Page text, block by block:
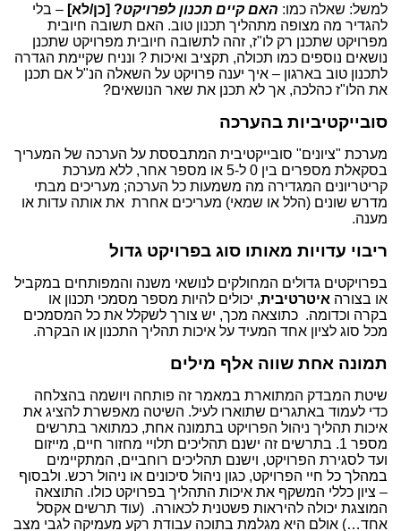
למשל: שאלה כמו: האם קיים תכנון לפרויקט? [כן/לא] – בלי
להגדיר מה מצופה מתהליך תכנון טוב. האם תשובה חיובית
מפרויקט שתכנן רק לו"ז, זהה לתשובה חיובית מפרויקט שתכנן
נושאים נוספים כמו תכולה, תקציב ואיכות ? ונניח שקיימת הגדרה
לתכנון טוב בארגון – איך יענה פרויקט על השאלה הנ"ל אם תכנן
את הלו"ז כהלכה, אך לא תכנן את שאר הנושאים?
סובייקטיביות בהערכה
מערכת "ציונים" סובייקטיבית המתבססת על הערכה של המעריך
בסקאלת מספרים בין 0 ל-5 או מספר אחר, ללא מערכת
קריטריונים המגדירה מה משמעות כל הערכה; מעריכים מבתי
מדרש שונים (הלל או שמאי) מעריכים אחרת את אותה עדות או
מענה.
ריבוי עדויות מאותו סוג בפרויקט גדול
בפרויקטים גדולים המחולקים לנושאי משנה והמפותחים במקביל
או בצורה איטרטיבית, יכולים להיות מספר מסמכי תכנון או
בקרה וכדומה. כתוצאה מכך, יש צורך לשקלל את כל המסמכים
מכל סוג לציון אחד המעיד על איכות תהליך התכנון או הבקרה.
תמונה אחת שווה אלף מילים
שיטת המבדק המתוארת במאמר זה פותחה ויושמה בהצלחה
כדי לעמוד באתגרים שתוארו לעיל. השיטה מאפשרת להציג את
איכות תהליך ניהול הפרויקט בתמונה אחת, כמתואר בתרשים
מספר 1. בתרשים זה ישנם תהליכים תלויי מחזור חיים, מייזום
ועד לסגירת הפרויקט, וישנם תהליכים רוחביים, המתקיימים
במהלך כל חיי הפרויקט, כגון ניהול סיכונים או ניהול רכש. ולבסוף
– ציון כללי המשקף את איכות התהליך בפרויקט כולו. התוצאה
המוצגת יכולה להיראות פשטנית לכאורה. (עוד תרשים אקסל
אחד…) אולם היא מגלמת בתוכה עבודת רקע מעמיקה לגבי מצב